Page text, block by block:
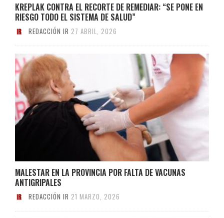
KREPLAK CONTRA EL RECORTE DE REMEDIAR: “SE PONE EN
RIESGO TODO EL SISTEMA DE SALUD”
REDACCIÓN IR 27 ABRIL, 2026
MALESTAR EN LA PROVINCIA POR FALTA DE VACUNAS
ANTIGRIPALES
REDACCIÓN IR 21 MARZO, 2026